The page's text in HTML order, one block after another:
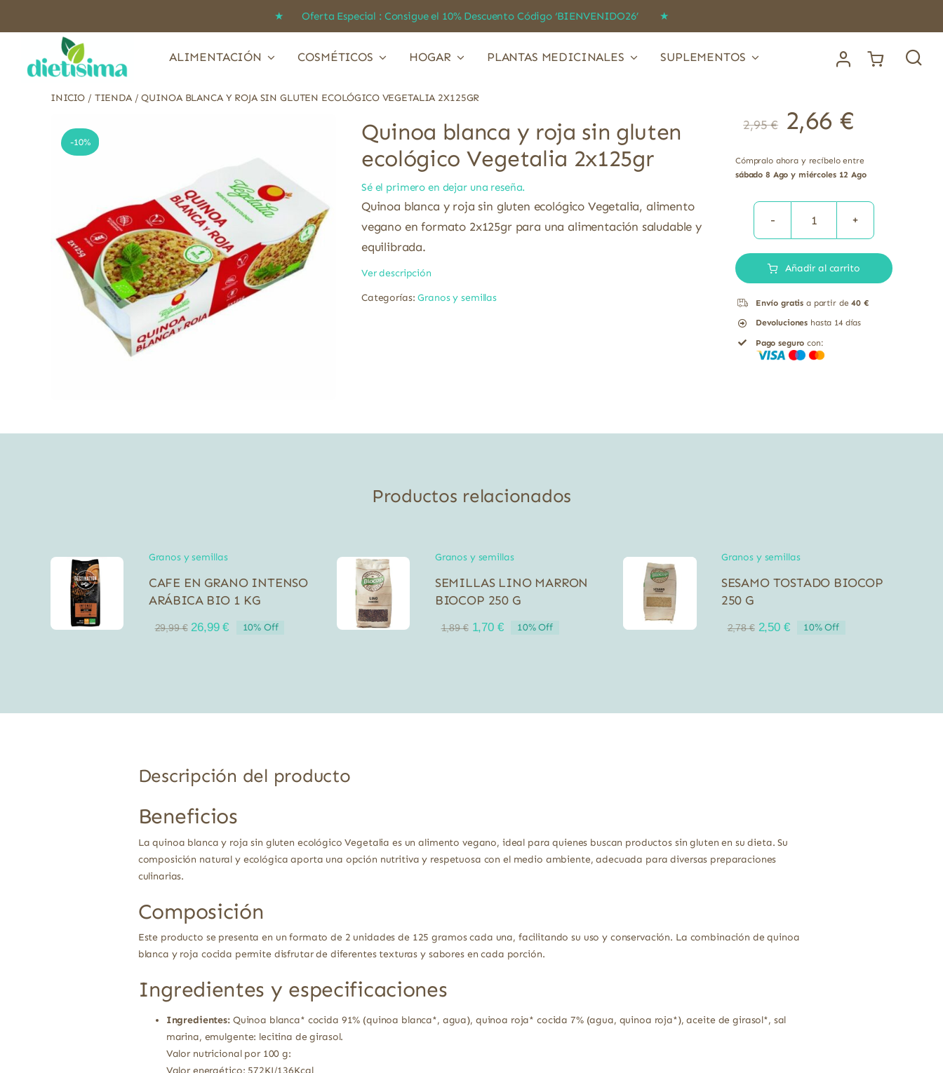
★ Oferta Especial : Consigue el 10% Descuento Código ‘BIENVENIDO26’ ★
ALIMENTACIÓN COSMÉTICOS HOGAR PLANTAS MEDICINALES SUPLEMENTOS
INICIO / TIENDA/QUINOA BLANCA Y ROJA SIN GLUTEN ECOLÓGICO VEGETALIA 2X125GR
-10%
Quinoa blanca y roja sin gluten
ecológico Vegetalia 2x125gr
Sé el primero en dejar una reseña.
Quinoa blanca y roja sin gluten ecológico Vegetalia, alimento
vegano en formato 2x125gr para una alimentación saludable y
equilibrada.
Ver descripción
Categorías:Granos y semillas
2,95€ 2,66 €
Cómpralo ahora y recíbelo entre
sábado 8 Ago y miércoles 12 Ago
Quinoa
y
sin
gluten
ecológico
Añadir al carrito
Envío gratis a partir de40 €
Devoluciones hasta 14 días
Pago seguro con:
Productos relacionados
Granos y semillas
CAFE EN GRANO INTENSO
ARÁBICA BIO 1 KG
29,99€ El
26,99€El
10% Off
Granos y semillas
SEMILLAS LINO MARRON
BIOCOP 250 G
1,89€ El
1,70 €El
10% Off
Granos y semillas
SESAMO TOSTADO BIOCOP
250 G
2,78€ El
2,50 €El
10% Off
Descripción del producto
Beneficios
La quinoa blanca y roja sin gluten ecológico Vegetalia es un alimento vegano, ideal para quienes buscan productos sin gluten en su dieta. Su
composición natural y ecológica aporta una opción nutritiva y respetuosa con el medio ambiente, adecuada para diversas preparaciones
culinarias.
Composición
Este producto se presenta en un formato de 2 unidades de 125 gramos cada una, facilitando su uso y conservación. La combinación de quinoa
blanca y roja cocida permite disfrutar de diferentes texturas y sabores en cada porción.
Ingredientes y especificaciones
Ingredientes:Quinoa blanca* cocida 91% (quinoa blanca*, agua), quinoa roja* cocida 7% (agua, quinoa roja*), aceite de girasol*, sal
marina, emulgente: lecitina de girasol.
Valor nutricional por 100 g: